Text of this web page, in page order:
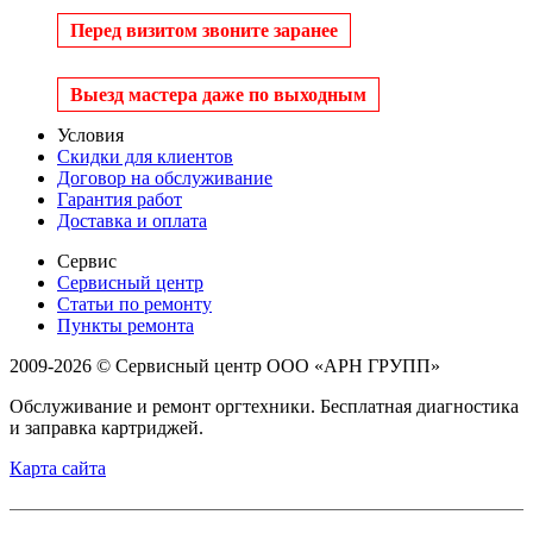
Перед визитом звоните заранее
Выезд мастера даже по выходным
Условия
Скидки для клиентов
Договор на обслуживание
Гарантия работ
Доставка и оплата
Сервис
Сервисный центр
Статьи по ремонту
Пункты ремонта
2009-2026 © Сервисный центр ООО «АРН ГРУПП»
Обслуживание и ремонт оргтехники. Бесплатная диагностика
и заправка картриджей.
Карта сайта